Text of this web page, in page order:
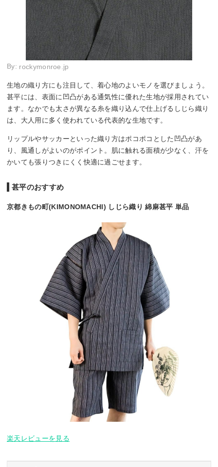
By: rockymonroe.jp
生地の織り方にも注目して、着心地のよいモノを選びましょう。
甚平には、表面に凹凸がある通気性に優れた生地が採用されてい
ます。なかでも太さが異なる糸を織り込んで仕上げるしじら織り
は、大人用に多く使われている代表的な生地です。
リップルやサッカーといった織り方はポコポコとした凹凸があ
り、風通しがよいのがポイント。肌に触れる面積が少なく、汗を
かいても張りつきにくく快適に過ごせます。
甚平のおすすめ
京都きもの町(KIMONOMACHI) しじら織り 綿麻甚平 単品
楽天レビューを見る